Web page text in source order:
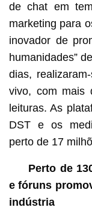
de chat em
marketing para
inovador de
humanidades”
dias,
vivo, com mais
leituras. As
DST e os
perto de 17
Perto de
e fóruns
indústria